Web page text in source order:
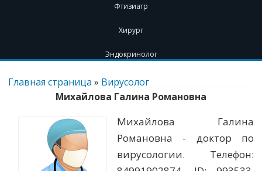
Фтизиатр
Хирург
Эндокринолог
Перейти
содержимому
Главная страница » Вирусолог
Михайлова Галина Романовна
Михайлова Галина
Романовна - доктор по
вирусологии. Телефон: